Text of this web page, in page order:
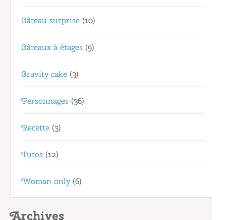
Gâteau surprise (10)
Gâteaux à étages (9)
Gravity cake (3)
Personnages (36)
Recette (3)
Tutos (12)
Woman only(6)
Archives